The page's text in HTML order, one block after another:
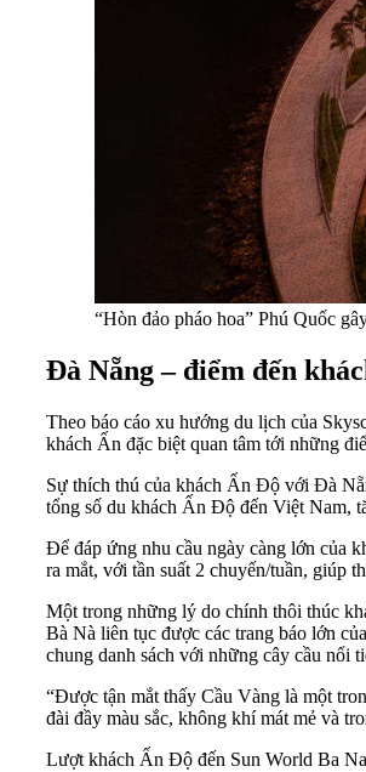
“Hòn đảo pháo hoa” Phú Quốc
Đà Nẵng – điểm đến
Theo báo cáo xu hướng du lịch của
khách Ấn đặc biệt quan tâm tới những
Sự thích thú của khách Ấn Độ với Đà
tổng số du khách Ấn Độ đến Việt Nam,
Để đáp ứng nhu cầu ngày càng lớn của
ra mắt, với tần suất 2 chuyến/tuần, giúp
Một trong những lý do chính thôi thúc
Bà Nà liên tục được các trang báo lớn
chung danh sách với những cây cầu nổi
“Được tận mắt thấy Cầu Vàng là một
đài đầy màu sắc, không khí mát mẻ và
Lượt khách Ấn Độ đến Sun World Ba